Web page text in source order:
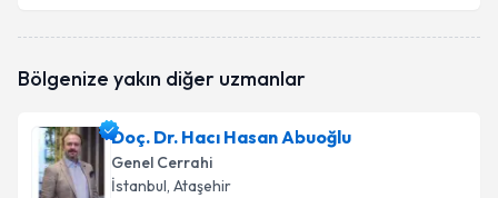
oluşturun. Size bu uzmandan randevu almanız için bir
E-posta Adresiniz
Bölgenize yakın diğer uzmanlar
Doç. Dr. Hacı Hasan Abuoğlu
Genel Cerrahi
İstanbul, Ataşehir